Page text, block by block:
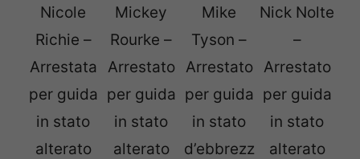
Nicole
Richie –
Arrestata
per guida
in stato
alterato
Mickey
Rourke –
Arrestato
per guida
in stato
alterato
Mike
Tyson –
Arrestato
per guida
in stato
d’ebbrezz
Nick Nolte
–
Arrestato
per guida
in stato
alterato